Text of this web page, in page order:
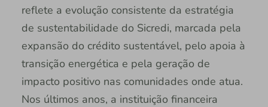
reflete a evolução consistente da estratégia
de sustentabilidade do Sicredi, marcada pela
expansão do crédito sustentável, pelo apoia à
transição energética e pela geração de
impacto positivo nas comunidades onde atua.
Nos últimos anos, a instituição financeira